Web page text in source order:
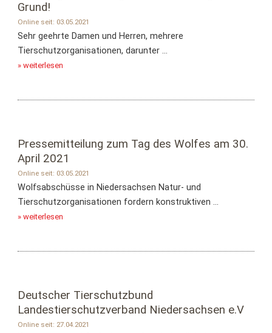
Grund!
Online seit: 03.05.2021
Sehr geehrte Damen und Herren, mehrere
Tierschutzorganisationen, darunter ...
» weiterlesen
Pressemitteilung zum Tag des Wolfes am 30.
April 2021
Online seit: 03.05.2021
Wolfsabschüsse in Niedersachsen Natur- und
Tierschutzorganisationen fordern konstruktiven ...
» weiterlesen
Deutscher Tierschutzbund
Landestierschutzverband Niedersachsen e.V
Online seit: 27.04.2021